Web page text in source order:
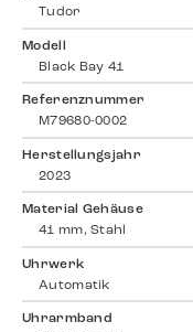
Tudor
Modell
Black Bay 41
Referenznummer
M79680-0002
Herstellungsjahr
2023
Material Gehäuse
41 mm, Stahl
Uhrwerk
Automatik
Uhrarmband